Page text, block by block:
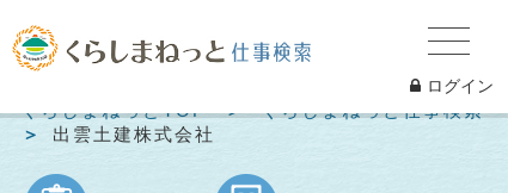
ログイン
くらしまねっとTOP
くらしまねっと仕事検索
出雲土建株式会社